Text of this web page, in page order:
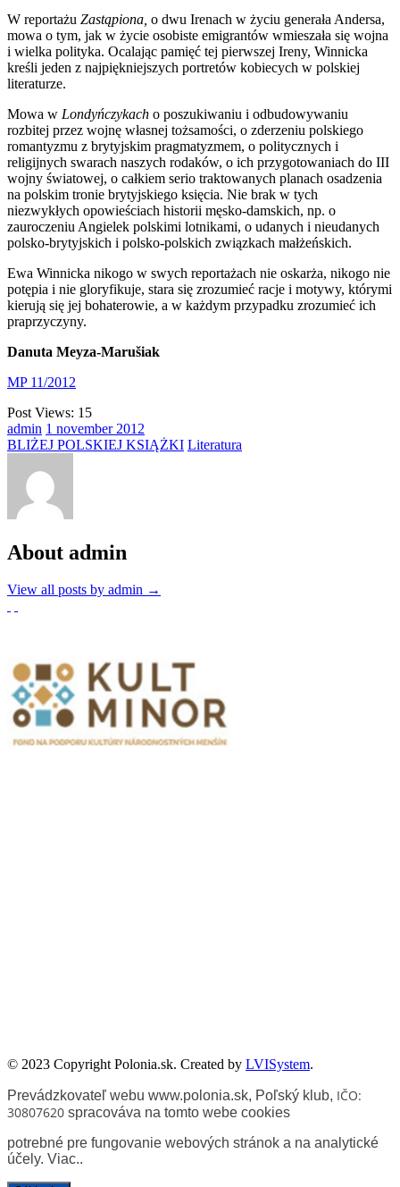
W reportażu Zastąpiona, o dwu Irenach w życiu generała Andersa,
mowa o tym, jak w życie osobiste emigrantów wmieszała się wojna
i wielka polityka. Ocalając pamięć tej pierwszej Ireny, Winnicka
kreśli jeden z najpiękniejszych portretów kobiecych w polskiej
literaturze.
Mowa w Londyńczykach o poszukiwaniu i odbudowywaniu
rozbitej przez wojnę własnej tożsamości, o zderzeniu polskiego
romantyzmu z brytyjskim pragmatyzmem, o politycznych i
religijnych swarach naszych rodaków, o ich przygotowaniach do III
wojny światowej, o całkiem serio traktowanych planach osadzenia
na polskim tronie brytyjskiego księcia. Nie brak w tych
niezwykłych opowieściach historii męsko-damskich, np. o
zauroczeniu Angielek polskimi lotnikami, o udanych i nieudanych
polsko-brytyjskich i polsko-polskich związkach małżeńskich.
Ewa Winnicka nikogo w swych reportażach nie oskarża, nikogo nie
potępia i nie gloryfikuje, stara się zrozumieć racje i motywy, którymi
kierują się jej bohaterowie, a w każdym przypadku zrozumieć ich
praprzyczyny.
Danuta Meyza-Marušiak
MP 11/2012
Post Views: 15
admin 1 november 2012
BLIŻEJ POLSKIEJ KSIĄŻKI Literatura
About admin
View all posts by admin →
© 2023 Copyright Polonia.sk. Created by LVISystem.
Prevádzkovateľ webu www.polonia.sk, Poľský klub, IČO:
30807620 spracováva na tomto webe cookies
potrebné pre fungovanie webových stránok a na analytické
účely. Viac..